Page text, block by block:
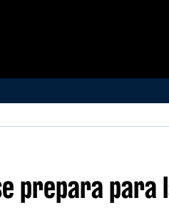
prepara para